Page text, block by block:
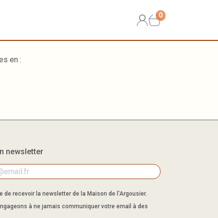
0
en :
newsletter
de recevoir la newsletter de la Maison de l'Argousier.
à ne jamais communiquer votre email à des